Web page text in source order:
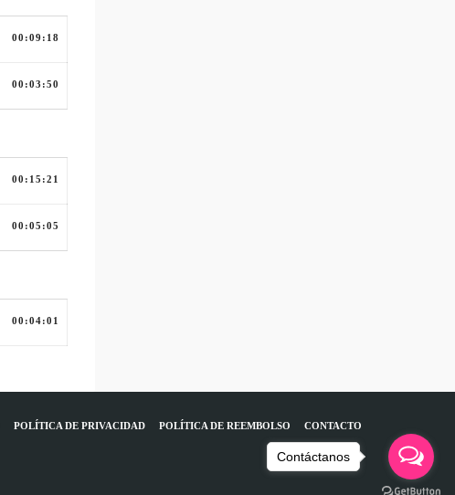
00:09:18
00:03:50
00:15:21
00:05:05
00:04:01
POLÍTICA DE PRIVACIDAD POLÍTICA DE REEMBOLSO CONTACTO
Contáctanos